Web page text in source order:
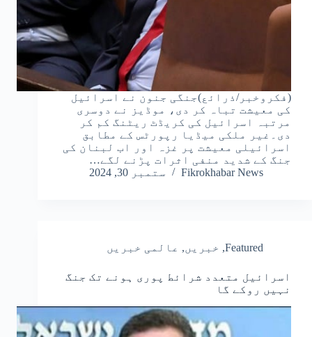
(فکروخبر/ذرائع)جنگی جنون نے اسرائیل
کی معیشت تباہ کر دی، موڈیز نے دوسری
مرتبہ اسرائیل کی کریڈٹ ریٹنگ کم کر
دی۔غیر ملکی میڈیا رپورٹس کے مطابق
اسرائیلی معیشت پر غزہ اور اب لبنان کی
جنگ کے شدید منفی اثرات پڑنے لگے…
Fikrokhabar News
ستمبر 30, 2024
Featured
, خبریں, عالمی خبریں
اسرائیل متعدد شرائط پوری ہونے تک جنگ
نہیں روکے گا